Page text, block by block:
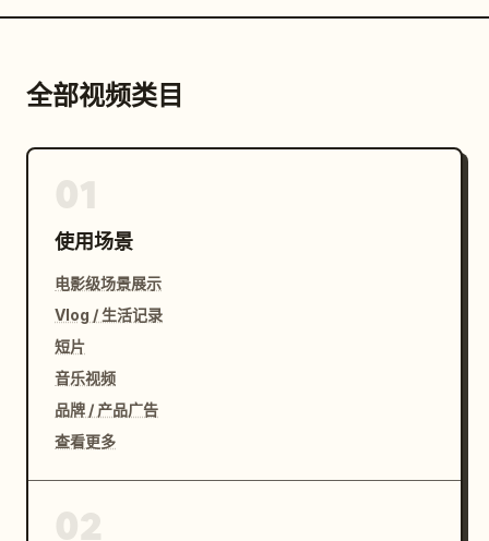
全部视频类目
使用场景
电影级场景展示
Vlog / 生活记录
短片
音乐视频
品牌 / 产品广告
查看更多